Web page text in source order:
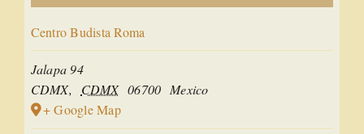
Centro Budista Roma
Jalapa 94
CDMX, CDMX 06700 Mexico
+ Google Map